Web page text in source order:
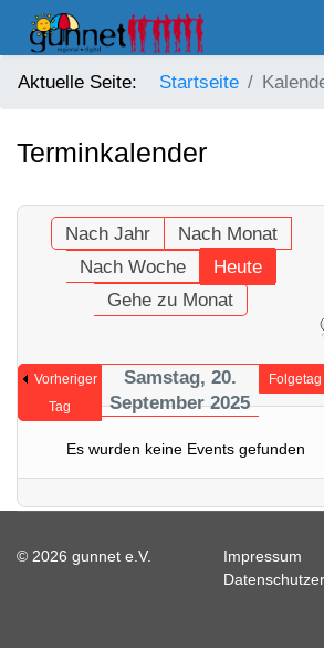
Aktuelle Seite: Startseite
Terminkalender
Nach Jahr
Nach Monat
Nach Woche
Heute
Gehe zu Monat
Vorheriger
Tag
Samstag, 20.
September 2025
Folgetag
Es wurden keine Events gefunden
© 2026 gunnet e.V.
Impressum